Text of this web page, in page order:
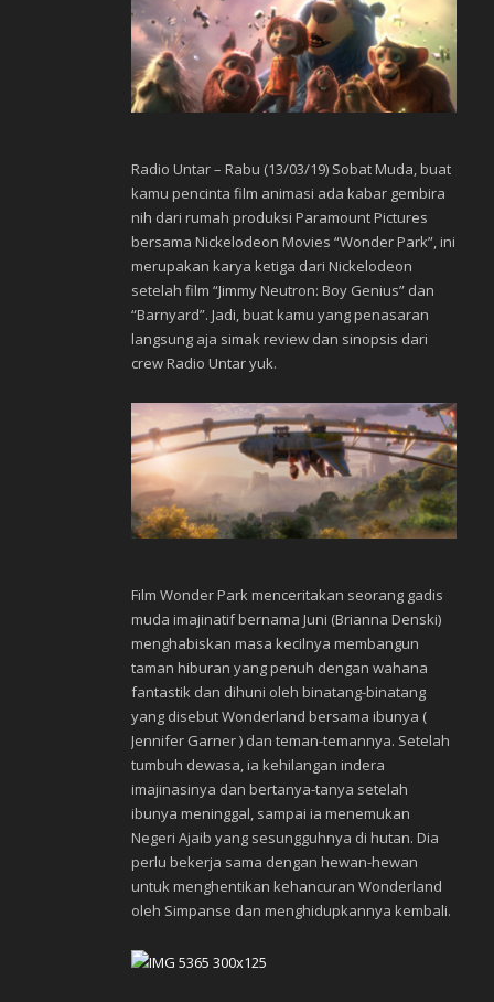
Radio Untar – Rabu (13/03/19) Sobat Muda, buat
kamu pencinta film animasi ada kabar gembira
nih dari rumah produksi Paramount Pictures
bersama Nickelodeon Movies “Wonder Park”, ini
merupakan karya ketiga dari Nickelodeon
setelah film “Jimmy Neutron: Boy Genius” dan
“Barnyard”. Jadi, buat kamu yang penasaran
langsung aja simak review dan sinopsis dari
crew Radio Untar yuk.
Film Wonder Park menceritakan seorang gadis
muda imajinatif bernama Juni (Brianna Denski)
menghabiskan masa kecilnya membangun
taman hiburan yang penuh dengan wahana
fantastik dan dihuni oleh binatang-binatang
yang disebut Wonderland bersama ibunya (
Jennifer Garner ) dan teman-temannya. Setelah
tumbuh dewasa, ia kehilangan indera
imajinasinya dan bertanya-tanya setelah
ibunya meninggal, sampai ia menemukan
Negeri Ajaib yang sesungguhnya di hutan. Dia
perlu bekerja sama dengan hewan-hewan
untuk menghentikan kehancuran Wonderland
oleh Simpanse dan menghidupkannya kembali.